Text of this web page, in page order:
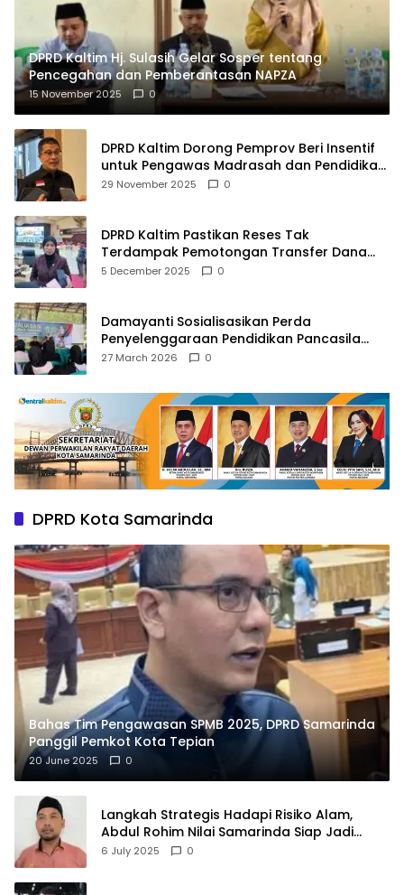
DPRD Kaltim Hj. Sulasih Gelar Sosper tentang
Pencegahan dan Pemberantasan NAPZA
15 November 2025 0
DPRD Kaltim Dorong Pemprov Beri Insentif
untuk Pengawas Madrasah dan Pendidikan
Agama
29 November 2025 0
DPRD Kaltim Pastikan Reses Tak
Terdampak Pemotongan Transfer Dana
Pusat
5 December 2025 0
Damayanti Sosialisasikan Perda
Penyelenggaraan Pendidikan Pancasila
dan Wawasan Kebangsaan
27 March 2026 0
DPRD Kota Samarinda
Bahas Tim Pengawasan SPMB 2025, DPRD Samarinda
Panggil Pemkot Kota Tepian
20 June 2025 0
Langkah Strategis Hadapi Risiko Alam,
Abdul Rohim Nilai Samarinda Siap Jadi
Pusat Logistik Bencana Kalimantan
6 July 2025 0